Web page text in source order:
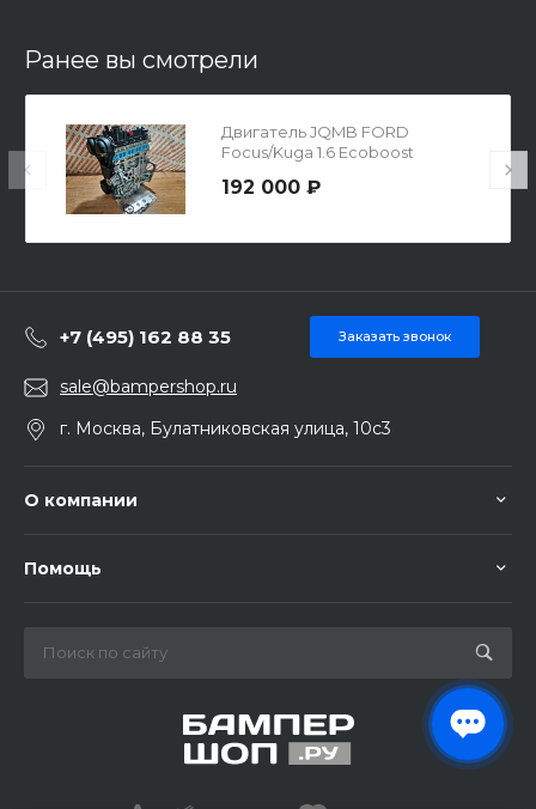
Ранее вы смотрели
Двигатель JQMB FORD
Focus/Kuga 1.6 Ecoboost
192 000 ₽
+7 (495) 162 88 35 Заказать звонок
sale@bampershop.ru
г. Москва, Булатниковская улица, 10с3
О компании
Помощь